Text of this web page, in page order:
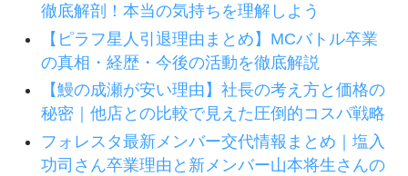
徹底解剖！本当の気持ちを理解しよう
【ピラフ星人引退理由まとめ】MCバトル卒業
の真相・経歴・今後の活動を徹底解説
【鰻の成瀬が安い理由】社長の考え方と価格の
秘密｜他店との比較で見えた圧倒的コスパ戦略
フォレスタ最新メンバー交代情報まとめ｜塩入
功司さん卒業理由と新メンバー山本将生さんの